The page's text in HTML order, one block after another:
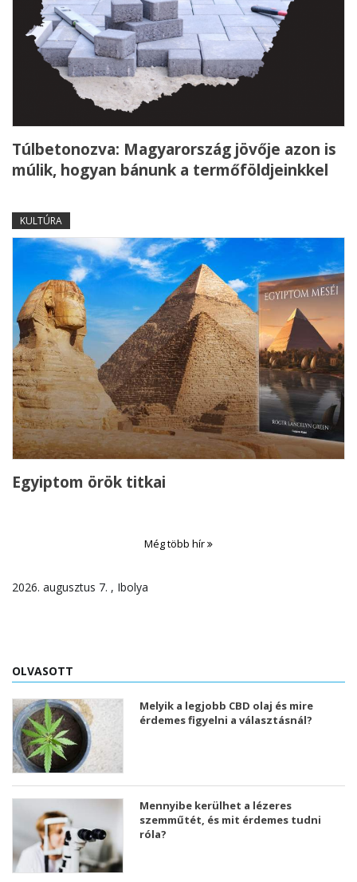
Túlbetonozva: Magyarország jövője azon is
múlik, hogyan bánunk a termőföldjeinkkel
KULTÚRA
Egyiptom örök titkai
Még több hír
2026. augusztus 7. , Ibolya
OLVASOTT
Melyik a legjobb CBD olaj és mire
érdemes figyelni a választásnál?
Mennyibe kerülhet a lézeres
szemműtét, és mit érdemes tudni
róla?